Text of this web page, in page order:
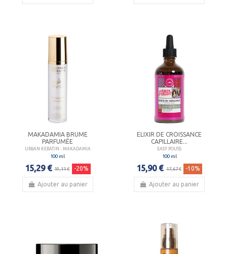
MAKADAMIA BRUME
PARFUMÉE
URBAN KERATIN - MAKADAMIA
100 ml
15,29 € 19,11 € -20%
Ajouter au panier
ELIXIR DE CROISSANCE
CAPILLAIRE...
EASY POUSS
100 ml
15,90 € 17,67 € -10%
Ajouter au panier